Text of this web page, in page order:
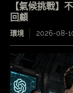
【氣候挑戰】
回顧
環境 2026-08-